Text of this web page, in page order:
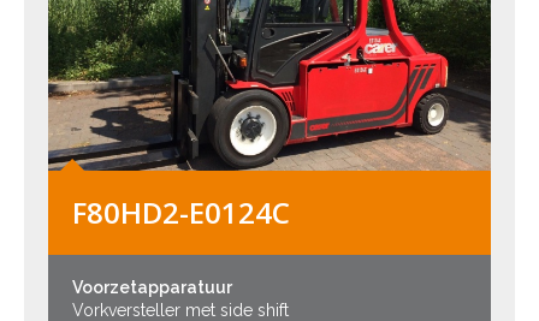
F80HD2-E0124C
Voorzetapparatuur
Vorkversteller met side shift